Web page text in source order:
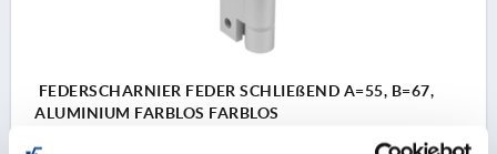
FEDERSCHARNIER FEDER SCHLIEßEND A=55, B=67,
ALUMINIUM FARBLOS FARBLOS